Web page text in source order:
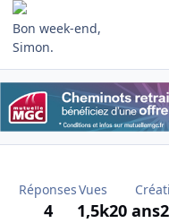
Bon week-end,
Simon.
Réponses
4
Vues
1,5k20 ans